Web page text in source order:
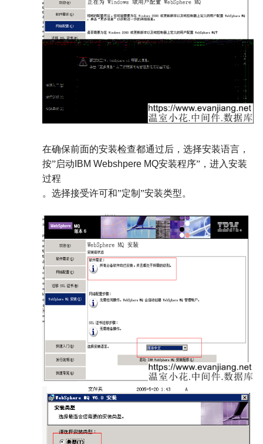
在确保前面的安装检查都通过后，选择安装语言，
按”启动 IBM Webshpere MQ安装程序”，进入安装
过程
。选择接受许可和”定制”安装类型。